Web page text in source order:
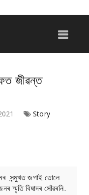
জীৱন্ত
Story
সন্মুখত জগাই তোলে
স্মৃতি বিষাদৰ সোঁৱৰনি..